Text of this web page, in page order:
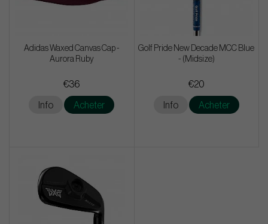
Adidas Waxed Canvas Cap -
Aurora Ruby
€36
Info Acheter
Golf Pride New Decade MCC Blue
- (Midsize)
€20
Info Acheter